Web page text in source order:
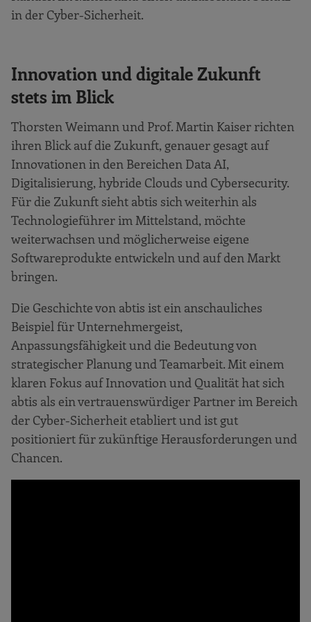
in der Cyber-Sicherheit.
Innovation und digitale Zukunft
stets im Blick
Thorsten Weimann und Prof. Martin Kaiser richten
ihren Blick auf die Zukunft, genauer gesagt auf
Innovationen in den Bereichen Data AI,
Digitalisierung, hybride Clouds und Cybersecurity.
Für die Zukunft sieht abtis sich weiterhin als
Technologieführer im Mittelstand, möchte
weiterwachsen und möglicherweise eigene
Softwareprodukte entwickeln und auf den Markt
bringen.
Die Geschichte von abtis ist ein anschauliches
Beispiel für Unternehmergeist,
Anpassungsfähigkeit und die Bedeutung von
strategischer Planung und Teamarbeit. Mit einem
klaren Fokus auf Innovation und Qualität hat sich
abtis als ein vertrauenswürdiger Partner im Bereich
der Cyber-Sicherheit etabliert und ist gut
positioniert für zukünftige Herausforderungen und
Chancen.